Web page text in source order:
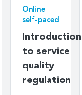
Online
self-paced
Introduction
to service
quality
regulation